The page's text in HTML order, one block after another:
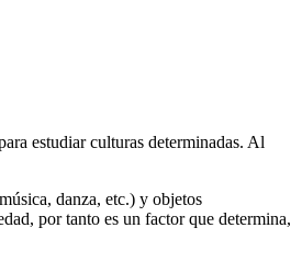
estudiar culturas determinadas. Al
danza, etc.) y objetos
por tanto es un factor que determina,